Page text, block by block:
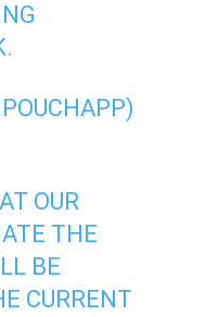
OUR
THE
BE
CURRENT